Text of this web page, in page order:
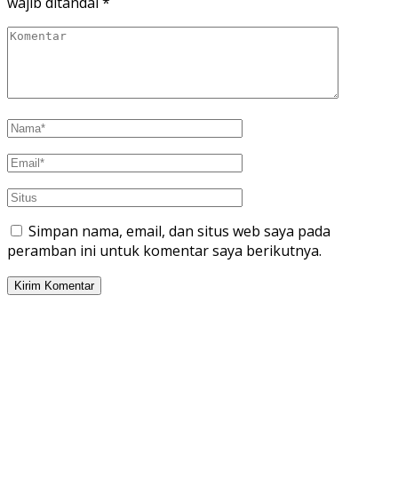
Simpan nama, email, dan situs web saya pada
peramban ini untuk komentar saya berikutnya.